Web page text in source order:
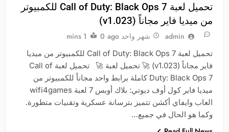
تحميل لعبة Call of Duty: Black Ops 7 للكمبيوتر
من ميديا فاير مجاناً (v1.023)
admin شهر واحد ago 0
1 mins
تحميل لعبة Call of Duty: Black Ops 7 للكمبيوتر من ميديا
فاير مجاناً (v1.023) 🚀 تحميل لعبة 🚀 تحميل لعبة Call of
Duty: Black Ops 7 كاملة برابط واحد مجاناً للكمبيوتر من
ميديا فاير كول أوف ديوتي: بلاك أوبس 7 لعبة wifi4games
العاب وايفاي أكشن تتميز بترسانة عسكرية وتقنيات متطورة.
وكما هو الحال في جميع…